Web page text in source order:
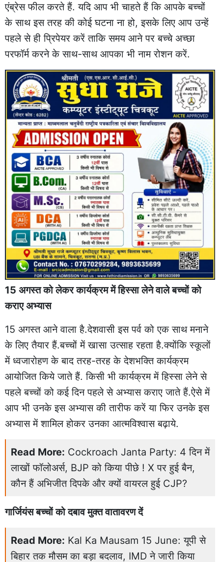
एंब्रेस फील करते हैं. यदि आप भी चाहते हैं कि आपके बच्चों
के साथ इस तरह की कोई घटना ना हो, इसके लिए आप उन्हें
पहले से ही प्रिपेयर करें ताकि समय आने पर बच्चे अच्छा
परफॉर्म करने के साथ-साथ आपका भी नाम रोशन करें.
15 अगस्त को लेकर कार्यक्रम में हिस्सा लेने वाले बच्चों को
कराए अभ्यास
15 अगस्त आने वाला है.देशवासी इस पर्व को एक साथ मनाने
के लिए तैयार हैं.बच्चों में खासा उत्साह रहता है.क्योंकि स्कूलों
में ध्वजारोहण के बाद तरह-तरह के देशभक्ति कार्यक्रम
आयोजित किये जाते हैं. किसी भी कार्यक्रम में हिस्सा लेने से
पहले बच्चों को कई दिन पहले से अभ्यास कराए जाते हैं.ऐसे में
आप भी उनके इस अभ्यास की तारीफ करें या फिर उनके इस
अभ्यास में शामिल होकर उनका आत्मविश्वास बढ़ाये.
Read More: Cockroach Janta Party: 4 दिन में
लाखों फॉलोअर्स, BJP को किया पीछे ! X पर हुई बैन,
कौन हैं अभिजीत दिपके और क्यों वायरल हुई CJP?
गार्जियंस बच्चों को दबाव मुक्त वातावरण दें
Read More: Kal Ka Mausam 15 June: यूपी से
बिहार तक मौसम का बड़ा बदलाव, IMD ने जारी किया